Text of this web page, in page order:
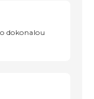
dokonalou